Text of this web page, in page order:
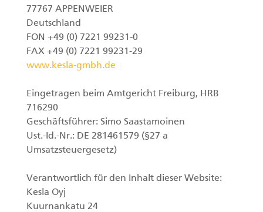
77767 APPENWEIER
Deutschland
FON +49 (0) 7221 99231-0
FAX +49 (0) 7221 99231-29
www.kesla-gmbh.de
Eingetragen beim Amtgericht Freiburg, HRB
716290
Geschäftsführer: Simo Saastamoinen
Ust.-Id.-Nr.: DE 281461579 (§27 a
Umsatzsteuergesetz)
Verantwortlich für den Inhalt dieser Website:
Kesla Oyj
Kuurnankatu 24